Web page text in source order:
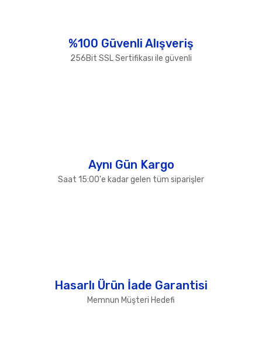
Ürün fiyatı diğer sitelerden daha pahalı.
%100 Güvenli Alışveriş
256Bit SSL Sertifikası ile güvenli
Aynı Gün Kargo
Saat 15:00'e kadar gelen tüm siparişler
Hasarlı Ürün İade Garantisi
Memnun Müşteri Hedefi